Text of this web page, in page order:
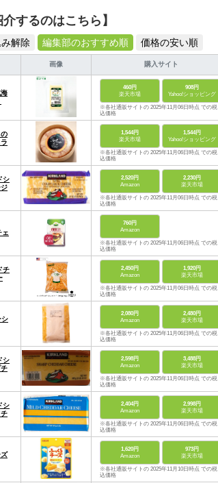
介するのはこちら】
解除 編集部のおすすめ順 価格の安い順
画像 購入サイト
460円
楽天市場
908円
Yahoo!ショッピング
※各社通販サイトの 2025年11月06日時点 での税
込価格
1,544円
楽天市場
1,544円
Yahoo!ショッピング
※各社通販サイトの 2025年11月06日時点 での税
込価格
シ
2,520円
Amazon
2,230円
楽天市場
※各社通販サイトの 2025年11月06日時点 での税
込価格
ェ
760円
Amazon
※各社通販サイトの 2025年11月06日時点 での税
込価格
チ
2,450円
Amazon
1,920円
楽天市場
※各社通販サイトの 2025年11月06日時点 での税
込価格
シ
2,080円
Amazon
2,480円
楽天市場
※各社通販サイトの 2025年11月06日時点 での税
込価格
シ
2,598円
Amazon
3,488円
楽天市場
※各社通販サイトの 2025年11月06日時点 での税
込価格
シ
2,404円
Amazon
2,998円
楽天市場
※各社通販サイトの 2025年11月06日時点 での税
込価格
1,620円
Amazon
973円
楽天市場
※各社通販サイトの 2025年11月10日時点 での税
込価格